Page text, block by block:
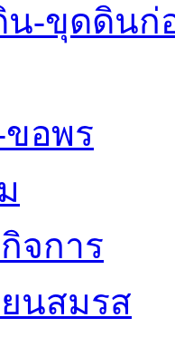
-ขุดดินก่
ขอพร
จการ
นสมรส